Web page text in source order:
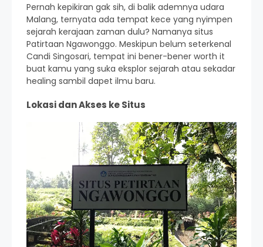
Pernah kepikiran gak sih, di balik ademnya udara
Malang, ternyata ada tempat kece yang nyimpen
sejarah kerajaan zaman dulu? Namanya situs
Patirtaan Ngawonggo. Meskipun belum seterkenal
Candi Singosari, tempat ini bener-bener worth it
buat kamu yang suka eksplor sejarah atau sekadar
healing sambil dapet ilmu baru.
Lokasi dan Akses ke Situs